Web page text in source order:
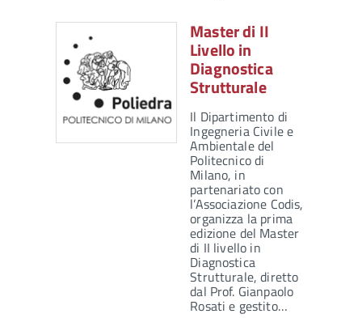
Master di II
Livello in
Diagnostica
Strutturale
Il Dipartimento di
Ingegneria Civile e
Ambientale del
Politecnico di
Milano, in
partenariato con
l’Associazione Codis,
organizza la prima
edizione del Master
di II livello in
Diagnostica
Strutturale, diretto
dal Prof. Gianpaolo
Rosati e gestito…